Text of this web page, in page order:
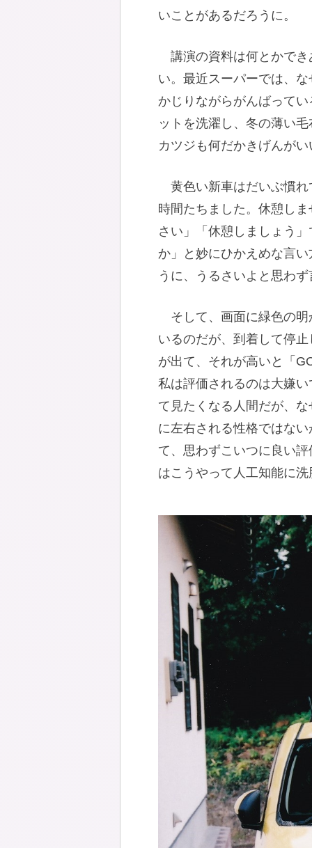
いことがあるだろうに。
講演の資料は何とかで
い。最近スーパーでは、
かじりながらがんばって
ットを洗濯し、冬の薄い
カツジも何だかきげんがい
黄色い新車はだいぶ慣
時間たちました。休憩し
さい」「休憩しましょう
か」と妙にひかえめな言
うに、うるさいよと思わ
そして、画面に緑色の
いるのだが、到着して停
が出て、それが高いと「
私は評価されるのは大嫌
て見たくなる人間だが、
に左右される性格ではな
て、思わずこいつに良い
はこうやって人工知能に